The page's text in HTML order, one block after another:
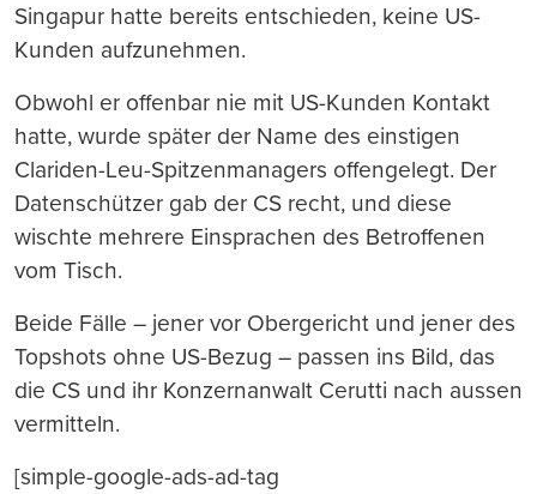
Singapur hatte bereits entschieden, keine US-
Kunden aufzunehmen.
Obwohl er offenbar nie mit US-Kunden Kontakt
hatte, wurde später der Name des einstigen
Clariden-Leu-Spitzenmanagers offengelegt. Der
Datenschützer gab der CS recht, und diese
wischte mehrere Einsprachen des Betroffenen
vom Tisch.
Beide Fälle – jener vor Obergericht und jener des
Topshots ohne US-Bezug – passen ins Bild, das
die CS und ihr Konzernanwalt Cerutti nach aussen
vermitteln.
[simple-google-ads-ad-tag